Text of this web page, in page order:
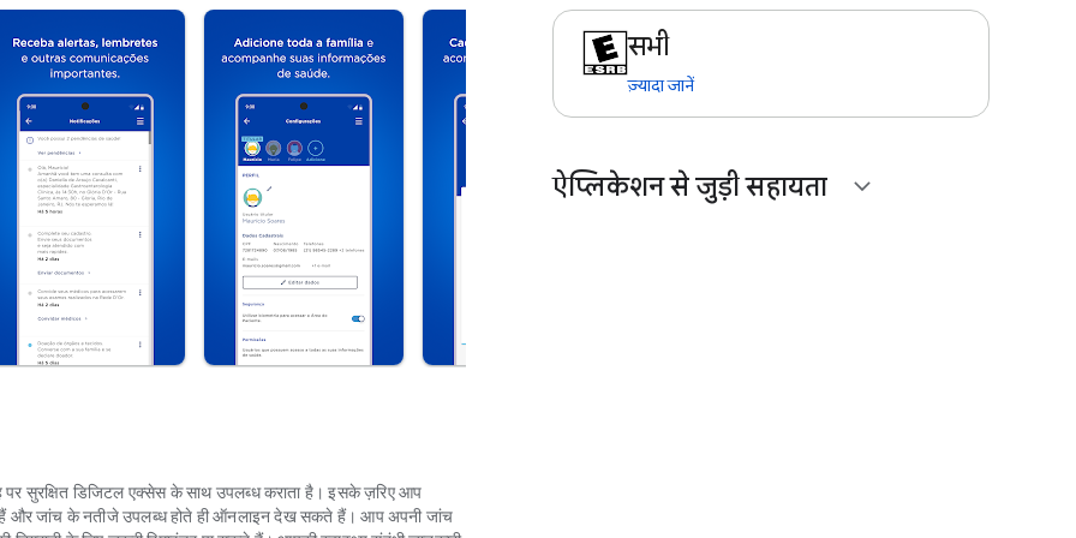
सुरक्षित डिजिटल एक्सेस के साथ उपलब्ध कराता है। इसके ज़रिए आप
जांच के नतीजे उपलब्ध होते ही ऑनलाइन देख सकते हैं। आप अपनी जांच
सभी
ज़्यादा जानें
ऐप्लिकेशन से जुड़ी सहायता expand_more